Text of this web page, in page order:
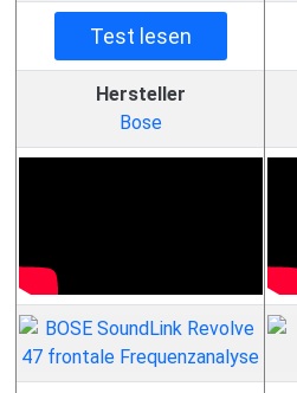
Test lesen
Hersteller
Bose